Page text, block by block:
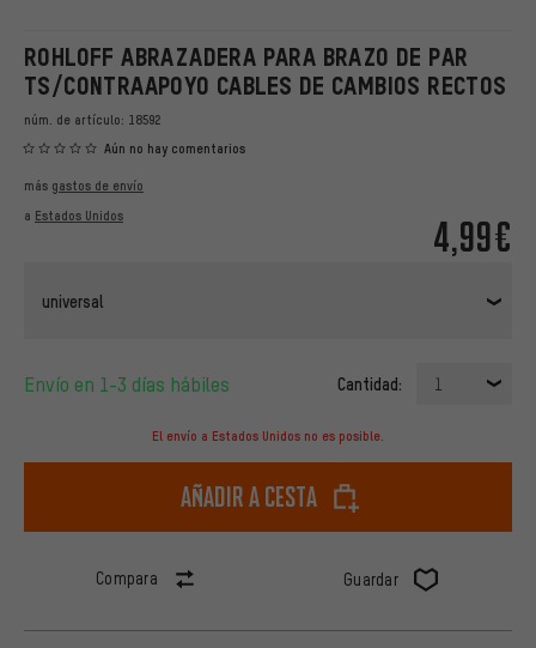
ROHLOFF ABRAZADERA PARA BRAZO DE PAR
TS/CONTRAAPOYO CABLES DE CAMBIOS RECTOS
núm. de artículo: 18592
Aún no hay comentarios
4,99€
más gastos de envío
a Estados Unidos
universal
Envío en 1-3 días hábiles Cantidad: 1
El envío a Estados Unidos no es posible.
Añadir a cesta
Compara Guardar